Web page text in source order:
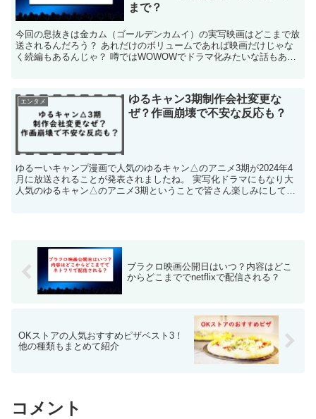
まで？
今回の息抜きは金カム（ゴールデンカムイ）の実写映画はどこまで放
送されるんだろう？ あれだけのボリュームであれば映画だけじゃな
く続編もあるんじゃ？ 噂ではWOWOWでドラマ化みたいな話もある
エンタメ
ゆるキャン3期制作会社変更な
ぜ？作画崩壊で不安な反応も？
ゆるーいキャンプ漫画で人気のゆるキャン△のアニメ3期が2024年4
月に放送されることが発表されましたね。 実写化ドラマにもなり大
人気のゆるキャン△のアニメ3期ということで皆さん楽しみにしてい
ブラクロ映画公開日はいつ？内容はどこ
からどこまででnetflixで配信される？
OKストアの人気おすすめピザベスト3！
他の種類もまとめて紹介
コメント